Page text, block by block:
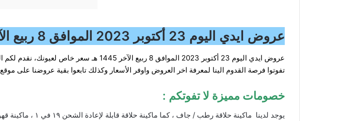
عروض ايدي اليوم 23 أكتوبر 2023 الموافق 8 ربيع الآخر 1445 هـ سعر خاص لعيونك
تفوتوا فرصة القدوم الينا لمعرفة اخر العروض واوفر الأسعار وكذلك تابعوا بقية عروضنا على موقع
خصومات مميزة لا تفوتكم :
يوجد لدينا ماكينة حلاقة رطب / جاف ، كما ماكينة حلاقة قابلة لإعادة الشحن ١٩ في ١ ، ماكينة قهوة اريتي ،